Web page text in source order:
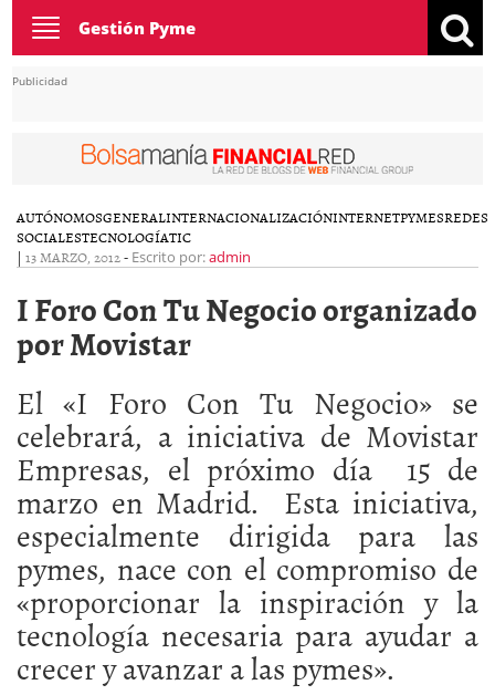
Toggle
navigation
Gestión Pyme
Publicidad
AUTÓNOMOSGENERALINTERNACIONALIZACIÓNINTERNETPYMESREDES
SOCIALESTECNOLOGÍATIC
| 13 MARZO, 2012- Escrito por:admin
I Foro Con Tu Negocio organizado
por Movistar
El «I Foro Con Tu Negocio» se
celebrará, a iniciativa de Movistar
Empresas, el próximo día 15 de
marzo en Madrid. Esta iniciativa,
especialmente dirigida para las
pymes, nace con el compromiso de
«proporcionar la inspiración y la
tecnología necesaria para ayudar a
crecer y avanzar a las pymes».